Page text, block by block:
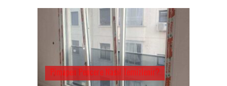
Pimapen Pencere Nasıl Temizlenir?